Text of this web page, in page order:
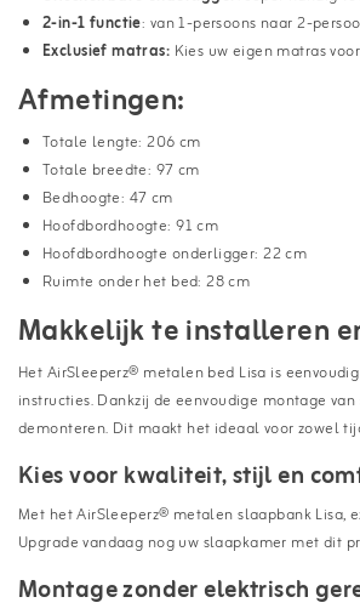
2-in-1 functie: van 1-persoons naar 2-
Exclusief matras: Kies uw eigen matras
Afmetingen:
Totale lengte: 206 cm
Totale breedte: 97 cm
Bedhoogte: 47 cm
Hoofdbordhoogte: 91 cm
Hoofdbordhoogte onderligger: 22 cm
Ruimte onder het bed: 28 cm
Makkelijk te installeren
Het AirSleeperz® metalen bed Lisa is
instructies. Dankzij de eenvoudige montage
demonteren. Dit maakt het ideaal voor zowel
Kies voor kwaliteit, stijl en
Met het AirSleeperz® metalen slaapbank Lisa,
Upgrade vandaag nog uw slaapkamer met dit
Montage zonder elektrisch